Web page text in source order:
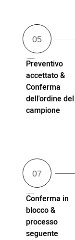
Preventivo
accettato &
Conferma
dell'ordine del
campione
Conferma in
blocco &
processo
seguente